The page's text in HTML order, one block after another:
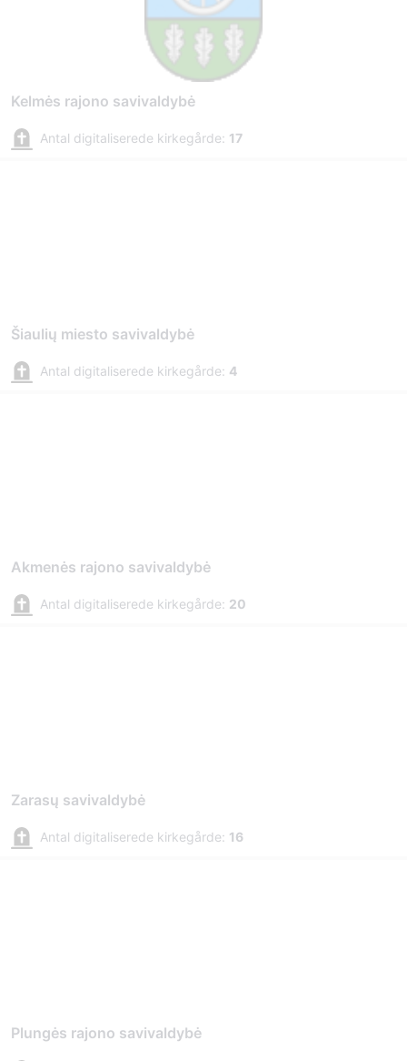
Kelmės rajono savivaldybė
Antal digitaliserede kirkegårde: 17
Šiaulių miesto savivaldybė
Antal digitaliserede kirkegårde: 4
Akmenės rajono savivaldybė
Antal digitaliserede kirkegårde: 20
Zarasų savivaldybė
Antal digitaliserede kirkegårde: 16
Plungės rajono savivaldybė